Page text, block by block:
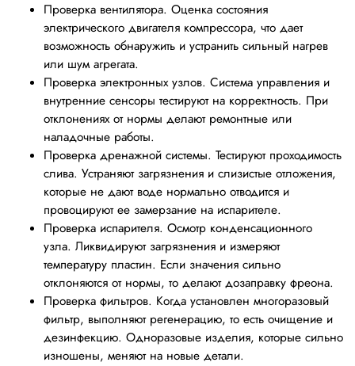
Проверка вентилятора. Оценка состояния
электрического двигателя компрессора, что дает
возможность обнаружить и устранить сильный нагрев
или шум агрегата.
Проверка электронных узлов. Система управления и
внутренние сенсоры тестируют на корректность. При
отклонениях от нормы делают ремонтные или
наладочные работы.
Проверка дренажной системы. Тестируют проходимость
слива. Устраняют загрязнения и слизистые отложения,
которые не дают воде нормально отводится и
провоцируют ее замерзание на испарителе.
Проверка испарителя. Осмотр конденсационного
узла. Ликвидируют загрязнения и измеряют
температуру пластин. Если значения сильно
отклоняются от нормы, то делают дозаправку фреона.
Проверка фильтров. Когда установлен многоразовый
фильтр, выполняют регенерацию, то есть очищение и
дезинфекцию. Одноразовые изделия, которые сильно
изношены, меняют на новые детали.